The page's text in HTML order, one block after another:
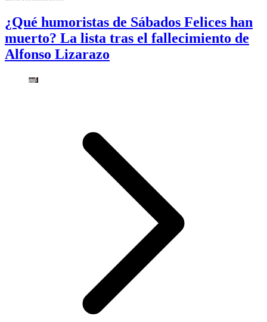
¿Qué humoristas de Sábados Felices han
muerto? La lista tras el fallecimiento de
Alfonso Lizarazo